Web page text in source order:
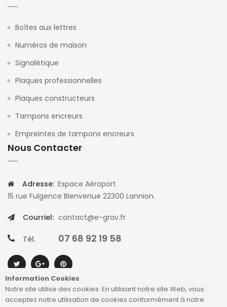
Boîtes aux lettres
Numéros de maison
Signalétique
Plaques professionnelles
Plaques constructeurs
Tampons encreurs
Empreintes de tampons encreurs
Nous Contacter
Adresse: Espace Aéroport
15 rue Fulgence Bienvenue 22300 Lannion.
Courriel: contact@e-grav.fr
Tél. 07 68 92 19 58
Information Cookies
Notre site utilise des cookies. En utilisant notre site Web, vous
acceptez notre utilisation de cookies conformément à notre